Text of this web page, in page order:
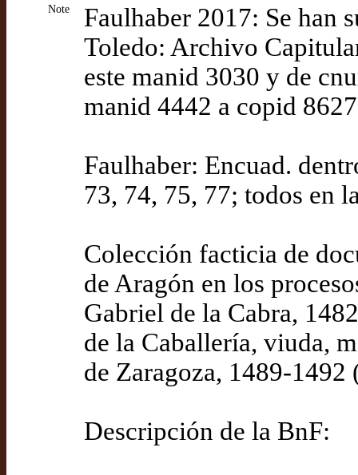
Note
Faulhaber 2017: Se han
Toledo: Archivo
este manid 3030 y de
manid 4442 a copid
Faulhaber: Encuad.
73, 74, 75, 77; todos en
Colección facticia de
de Aragón en los
Gabriel de la Cabra,
de la Caballería, viuda,
de Zaragoza, 1489-
Descripción de la BnF: